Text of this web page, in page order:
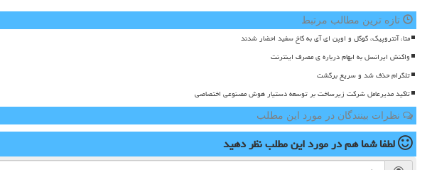
تازه ترین مطالب مرتبط
متا، آنتروپیک، گوگل و اوپن ای آی به کاخ سفید احضار شدند
واکنش ایرانسل به ابهام درباره ی مصرف اینترنت
تلگرام حذف شد و سریع برگشت
تاکید مدیرعامل شرکت زیرساخت بر توسعه دستیار هوش مصنوعی اختصاصی
نظرات بینندگان در مورد این مطلب
لطفا شما همدر مورد این مطلبنظر دهید